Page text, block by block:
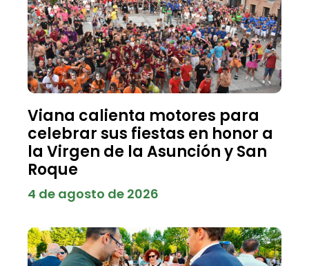
Viana calienta motores para
celebrar sus fiestas en honor a
la Virgen de la Asunción y San
Roque
4 de agosto de 2026